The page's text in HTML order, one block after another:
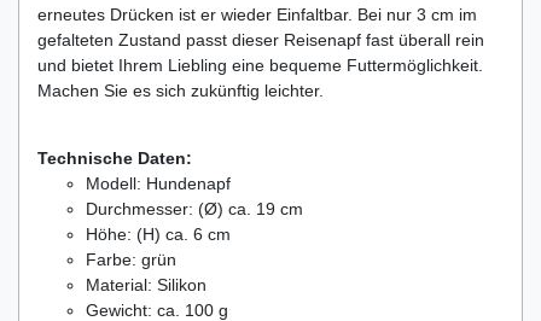
erneutes Drücken ist er wieder Einfaltbar. Bei nur 3 cm im
gefalteten Zustand passt dieser Reisenapf fast überall rein
und bietet Ihrem Liebling eine bequeme Futtermöglichkeit.
Machen Sie es sich zukünftig leichter.
Technische Daten:
Modell: Hundenapf
Durchmesser: (Ø) ca. 19 cm
Höhe: (H) ca. 6 cm
Farbe: grün
Material: Silikon
Gewicht: ca. 100 g